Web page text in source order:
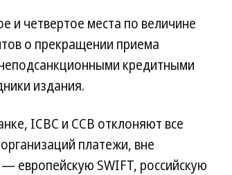
и четвертое места по величине
о прекращении приема
кредитными
издания.
ICBC и CCB отклоняют все
платежи, вне
европейскую SWIFT, российскую